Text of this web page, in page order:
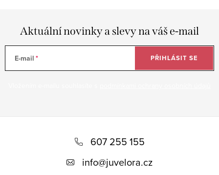
Aktuální novinky a slevy na váš e-mail
E-mail PŘIHLÁSIT SE
607 255 155
info@juvelora.cz